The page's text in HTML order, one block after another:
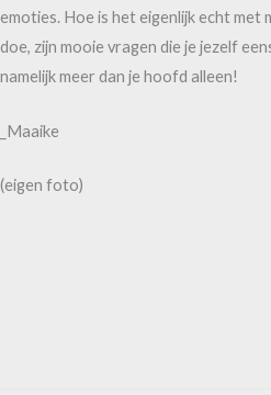
emoties. Hoe is het eigenlijk echt met
doe, zijn mooie vragen die je jezelf
namelijk meer dan je hoofd alleen!
_Maaike
(eigen foto)